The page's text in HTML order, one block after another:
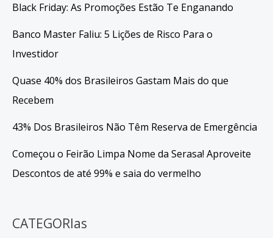
Investir?
Black Friday: As Promoções Estão Te Enganando
Banco Master Faliu: 5 Lições de Risco Para o
Investidor
Quase 40% dos Brasileiros Gastam Mais do que
Recebem
43% Dos Brasileiros Não Têm Reserva de Emergência
Começou o Feirão Limpa Nome da Serasa! Aproveite
Descontos de até 99% e saia do vermelho
CATEGORIas